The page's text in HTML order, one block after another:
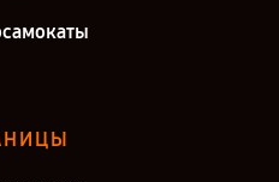
eKickScooter Zing E10 в г. Москва